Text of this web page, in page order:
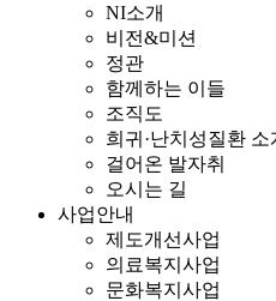
NI소개
비전&미션
정관
함께하는 이들
조직도
희귀·난치성질환
걸어온 발자취
오시는 길
사업안내
제도개선사업
의료복지사업
문화복지사업